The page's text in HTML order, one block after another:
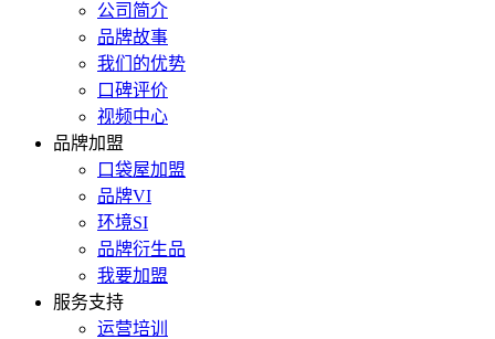
公司简介
品牌故事
我们的优势
口碑评价
视频中心
品牌加盟
口袋屋加盟
品牌VI
环境SI
品牌衍生品
我要加盟
服务支持
运营培训